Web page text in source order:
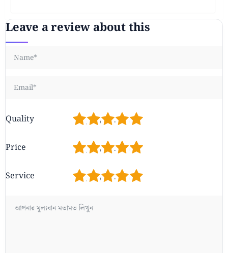
Leave a review about this
Quality 5
4
3
2
Price 5
4
3
2
Service 5
4
3
2